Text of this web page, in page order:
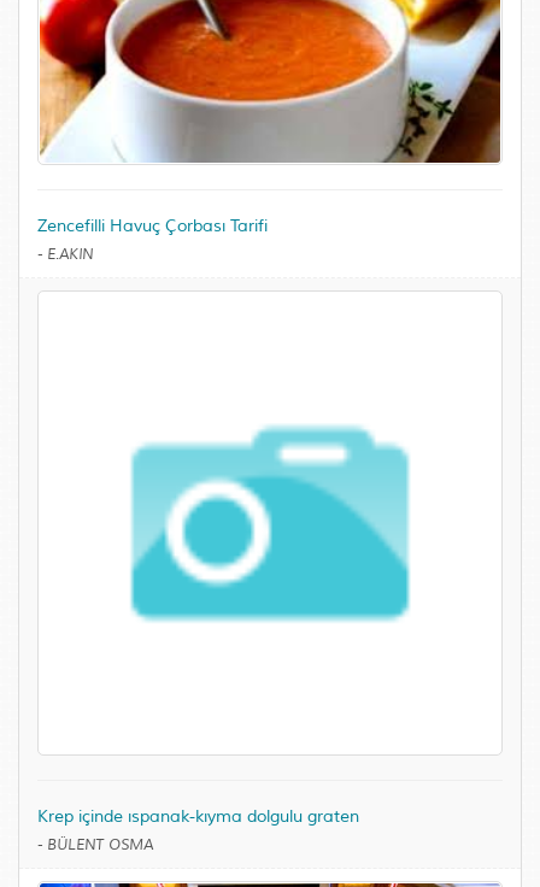
Zencefilli Havuç Çorbası Tarifi
- E.AKIN
Krep içinde ıspanak-kıyma dolgulu graten
- BÜLENT OSMA